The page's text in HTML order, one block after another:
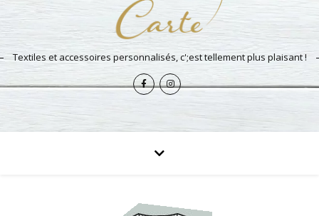
Textiles et accessoires personnalisés, c';est tellement plus plaisant !